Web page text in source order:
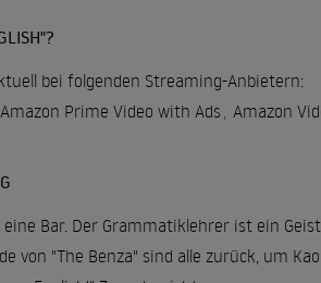
bei folgenden Streaming-Anbietern:
Amazon Prime Video with Ads Amazon
Bar. Der Grammatiklehrer ist ein
von "The Benza" sind alle zurück, um